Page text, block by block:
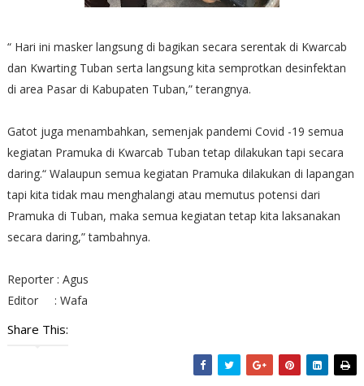
“ Hari ini masker langsung di bagikan secara serentak di Kwarcab
dan Kwarting Tuban serta langsung kita semprotkan desinfektan
di area Pasar di Kabupaten Tuban,” terangnya.
Gatot juga menambahkan, semenjak pandemi Covid -19 semua
kegiatan Pramuka di Kwarcab Tuban tetap dilakukan tapi secara
daring.“ Walaupun semua kegiatan Pramuka dilakukan di lapangan
tapi kita tidak mau menghalangi atau memutus potensi dari
Pramuka di Tuban, maka semua kegiatan tetap kita laksanakan
secara daring,” tambahnya.
Reporter : Agus
Editor : Wafa
Share This: